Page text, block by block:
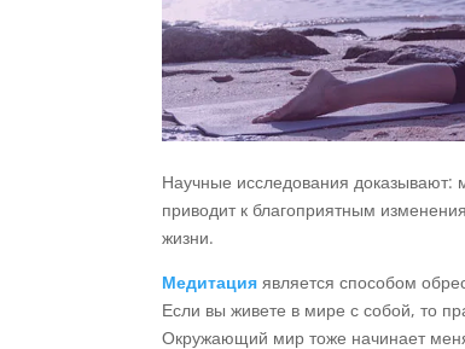
Научные исследования доказывают:
приводит к благоприятным
жизни.
Медитация является способом
Если вы живете в мире с собой, то
Окружающий мир тоже начинает